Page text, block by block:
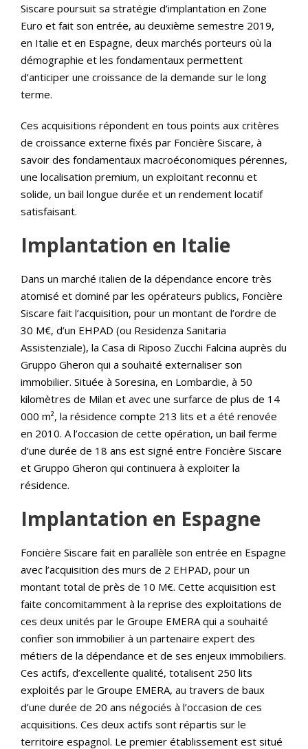
Siscare poursuit sa stratégie d’implantation en Zone
Euro et fait son entrée, au deuxième semestre 2019,
en Italie et en Espagne, deux marchés porteurs où la
démographie et les fondamentaux permettent
d’anticiper une croissance de la demande sur le long
terme.
Ces acquisitions répondent en tous points aux critères
de croissance externe fixés par Foncière Siscare, à
savoir des fondamentaux macroéconomiques pérennes,
une localisation premium, un exploitant reconnu et
solide, un bail longue durée et un rendement locatif
satisfaisant.
Implantation en Italie
Dans un marché italien de la dépendance encore très
atomisé et dominé par les opérateurs publics, Foncière
Siscare fait l’acquisition, pour un montant de l’ordre de
30 M€, d’un EHPAD (ou Residenza Sanitaria
Assistenziale), la Casa di Riposo Zucchi Falcina auprès du
Gruppo Gheron qui a souhaité externaliser son
immobilier. Située à Soresina, en Lombardie, à 50
kilomètres de Milan et avec une surfarce de plus de 14
000 m², la résidence compte 213 lits et a été renovée
en 2010. A l’occasion de cette opération, un bail ferme
d’une durée de 18 ans est signé entre Foncière Siscare
et Gruppo Gheron qui continuera à exploiter la
résidence.
Implantation en Espagne
Foncière Siscare fait en parallèle son entrée en Espagne
avec l’acquisition des murs de 2 EHPAD, pour un
montant total de près de 10 M€. Cette acquisition est
faite concomitamment à la reprise des exploitations de
ces deux unités par le Groupe EMERA qui a souhaité
confier son immobilier à un partenaire expert des
métiers de la dépendance et de ses enjeux immobiliers.
Ces actifs, d’excellente qualité, totalisent 250 lits
exploités par le Groupe EMERA, au travers de baux
d’une durée de 20 ans négociés à l’occasion de ces
acquisitions. Ces deux actifs sont répartis sur le
territoire espagnol. Le premier établissement est situé